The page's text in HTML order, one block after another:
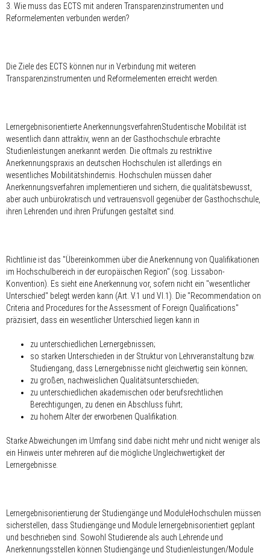
3. Wie muss das ECTS mit anderen Transparenzinstrumenten und
Reformelementen verbunden werden?
Die Ziele des ECTS können nur in Verbindung mit weiteren
Transparenzinstrumenten und Reformelementen erreicht werden.
Lernergebnisorientierte AnerkennungsverfahrenStudentische Mobilität ist
wesentlich dann attraktiv, wenn an der Gasthochschule erbrachte
Studienleistungen anerkannt werden. Die oftmals zu restriktive
Anerkennungspraxis an deutschen Hochschulen ist allerdings ein
wesentliches Mobilitätshindernis. Hochschulen müssen daher
Anerkennungsverfahren implementieren und sichern, die qualitätsbewusst,
aber auch unbürokratisch und vertrauensvoll gegenüber der Gasthochschule,
ihren Lehrenden und ihren Prüfungen gestaltet sind.
Richtlinie ist das "Übereinkommen über die Anerkennung von Qualifikationen
im Hochschulbereich in der europäischen Region" (sog. Lissabon-
Konvention). Es sieht eine Anerkennung vor, sofern nicht ein "wesentlicher
Unterschied" belegt werden kann (Art. V.1 und VI.1). Die "Recommendation on
Criteria and Procedures for the Assessment of Foreign Qualifications"
präzisiert, dass ein wesentlicher Unterschied liegen kann in
zu unterschiedlichen Lernergebnissen;
so starken Unterschieden in der Struktur von Lehrveranstaltung bzw.
Studiengang, dass Lernergebnisse nicht gleichwertig sein können;
zu großen, nachweislichen Qualitätsunterschieden;
zu unterschiedlichen akademischen oder berufsrechtlichen
Berechtigungen, zu denen ein Abschluss führt;
zu hohem Alter der erworbenen Qualifikation.
Starke Abweichungen im Umfang sind dabei nicht mehr und nicht weniger als
ein Hinweis unter mehreren auf die mögliche Ungleichwertigkeit der
Lernergebnisse.
Lernergebnisorientierung der Studiengänge und ModuleHochschulen müssen
sicherstellen, dass Studiengänge und Module lernergebnisorientiert geplant
und beschrieben sind. Sowohl Studierende als auch Lehrende und
Anerkennungsstellen können Studiengänge und Studienleistungen/Module